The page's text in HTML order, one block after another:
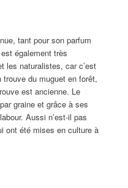
tant pour son parfum
également très
les naturalistes, car c’est
trouve du muguet en forêt,
estancienne. Le
graine et grâce à ses
Aussi n’est-il pas
ont été mises en culture à